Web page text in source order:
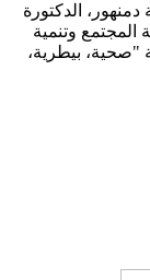
الدكتورة
المجتمع وتنمية
"صحية، بيطرية،